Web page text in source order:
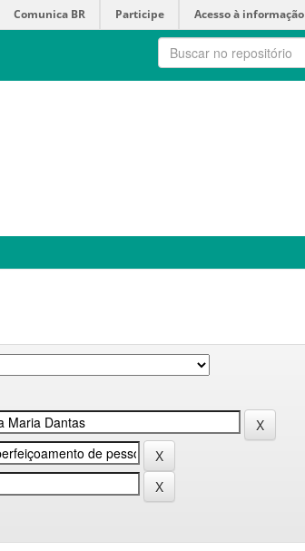
Comunica BR Participe Acesso à informação